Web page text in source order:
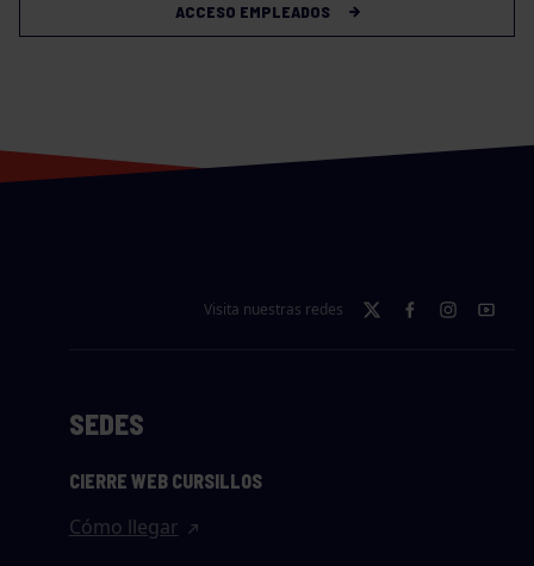
ACCESO EMPLEADOS
Visita nuestras redes
SEDES
CIERRE WEB CURSILLOS
Cómo llegar